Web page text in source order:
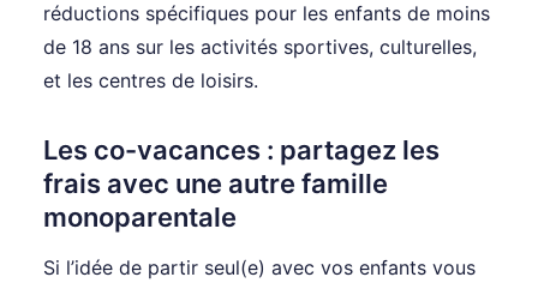
réductions spécifiques pour les enfants de moins
de 18 ans sur les activités sportives, culturelles,
et les centres de loisirs.
Les co-vacances : partagez les
frais avec une autre famille
monoparentale
Si l’idée de partir seul(e) avec vos enfants vous